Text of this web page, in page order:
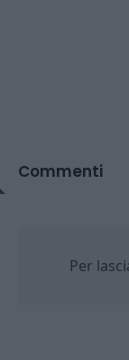
Commenti